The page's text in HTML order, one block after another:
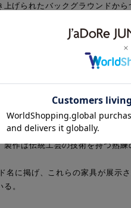
上げられたバックグラウンドか
メイドされています。
“Assemblage”から代表的な
家具を店頭にてご覧ください。
学で本格的に美術を学び、雑誌
動は、家具のデザイン、空間プ
したもの、溶岩や歪んだ木を
製作は伝統工芸の技術を持つ熟
名に掲げ、これらの家具が展示
。